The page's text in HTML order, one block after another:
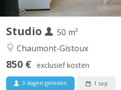
Studio
50 m²
Chaumont-Gistoux
850 € exclusief kosten
3 dagen geleden 1 sep